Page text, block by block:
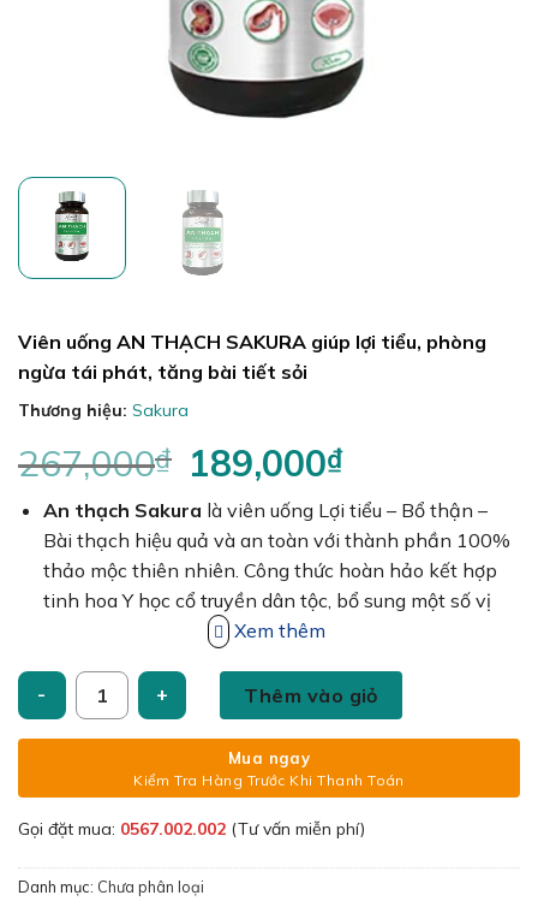
Viên uống AN THẠCH SAKURA giúp lợi tiểu, phòng
ngừa tái phát, tăng bài tiết sỏi
Thương hiệu: Sakura
267,000₫ Giá
gốc
là:
267,000₫.
189,000₫Giá
tại
là:
189,000₫.
An thạch Sakura là viên uống Lợi tiểu – Bổ thận –
Bài thạch hiệu quả và an toàn với thành phần 100%
thảo mộc thiên nhiên. Công thức hoàn hảo kết hợp
tinh hoa Y học cổ truyền dân tộc, bổ sung một số vị
thảo mộc tiên tiến, cùng công nghệ chiết xuất hiện
Xem thêm
Viên uống AN THẠCH SAKURA giúp lợi tiểu, phòng ngừa
Thêm vào giỏ
Mua ngay
Kiểm Tra Hàng Trước Khi Thanh Toán
Gọi đặt mua: 0567.002.002 (Tư vấn miễn phí)
Danh mục: Chưa phân loại